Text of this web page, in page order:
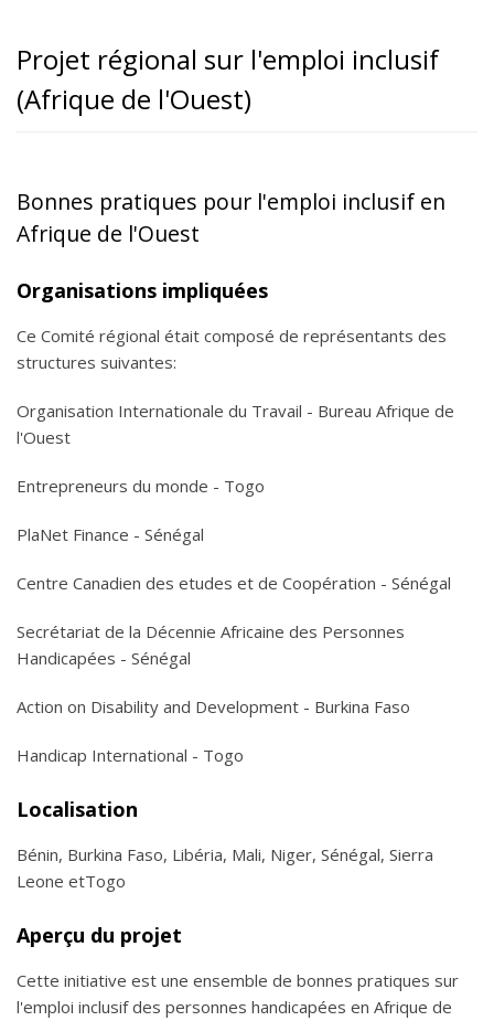
Projet régional sur l'emploi inclusif
(Afrique de l'Ouest)
Bonnes pratiques pour l'emploi inclusif en
Afrique de l'Ouest
Organisations impliquées
Ce Comité régional était composé de représentants des
structures suivantes:
Organisation Internationale du Travail - Bureau Afrique de
l'Ouest
Entrepreneurs du monde - Togo
PlaNet Finance - Sénégal
Centre Canadien des etudes et de Coopération - Sénégal
Secrétariat de la Décennie Africaine des Personnes
Handicapées - Sénégal
Action on Disability and Development - Burkina Faso
Handicap International - Togo
Localisation
Bénin, Burkina Faso, Libéria, Mali, Niger, Sénégal, Sierra
Leone etTogo
Aperçu du projet
Cette initiative est une ensemble de bonnes pratiques sur
l'emploi inclusif des personnes handicapées en Afrique de